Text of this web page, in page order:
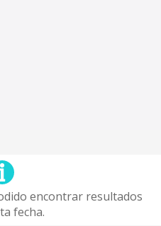
encontrar resultados
fecha.